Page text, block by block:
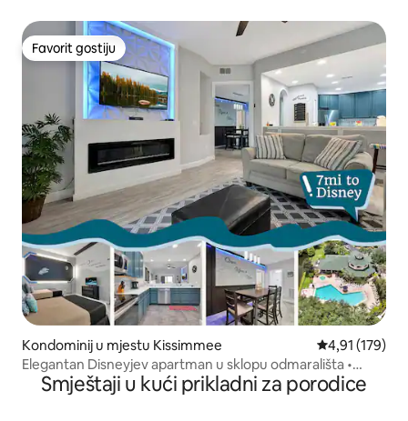
Favorit gostiju
Favorit gostiju
Kondominij u mjestu Kissimmee Prosječna
4,91 (179)
Elegantan Disneyjev apartman u sklopu odmarališta •
Pristup bazenu u blizini parkova
Smještaji u kući prikladni za porodice